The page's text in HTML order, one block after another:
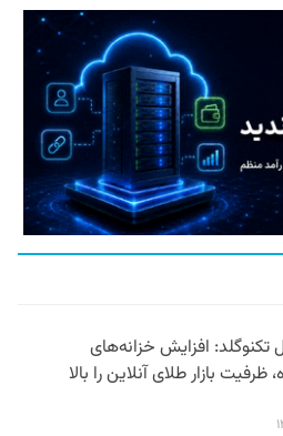
تکنوگلد: افزایش خزانه‌های
ظرفیت بازار طلای آنلاین را بالا